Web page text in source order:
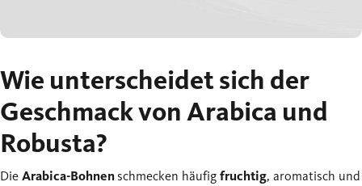
Wie unterscheidet sich der
Geschmack von Arabica und
Robusta?
Die Arabica-Bohnen schmecken häufig fruchtig, aromatisch und